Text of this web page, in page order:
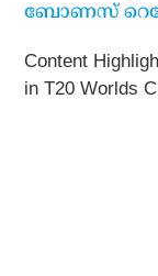
ബോണസ്
Content
in T20 Worlds